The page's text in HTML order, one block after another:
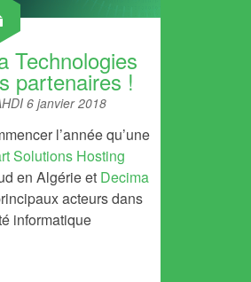
Technologies
partenaires !
6 janvier 2018
l’année qu’une
Solutions Hosting
en Algérie et Decima
acteurs dans
informatique